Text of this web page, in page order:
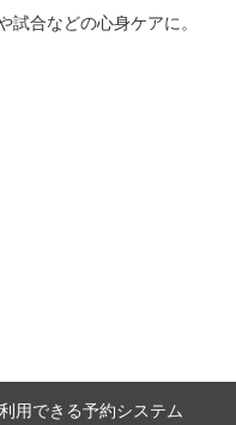
用できる予約システム